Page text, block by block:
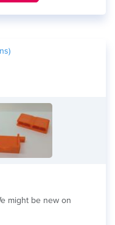
might be new on